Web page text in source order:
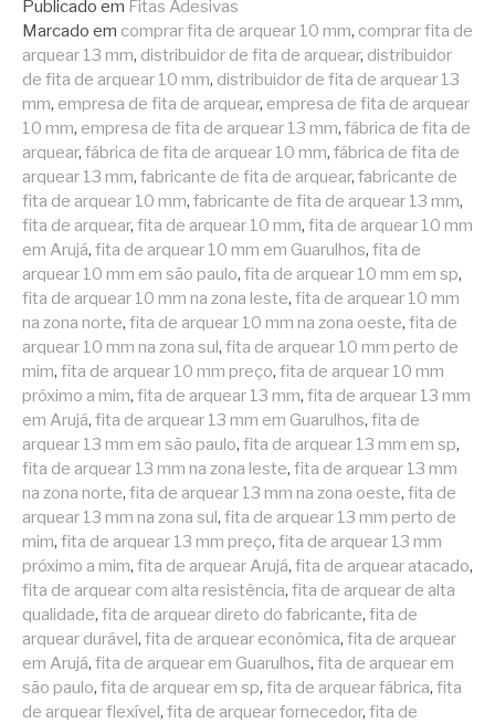
Publicado em Fitas Adesivas
Marcado em comprar fita de arquear 10 mm, comprar fita de
arquear 13 mm, distribuidor de fita de arquear, distribuidor
de fita de arquear 10 mm, distribuidor de fita de arquear 13
mm, empresa de fita de arquear, empresa de fita de arquear
10 mm, empresa de fita de arquear 13 mm, fábrica de fita de
arquear, fábrica de fita de arquear 10 mm, fábrica de fita de
arquear 13 mm, fabricante de fita de arquear, fabricante de
fita de arquear 10 mm, fabricante de fita de arquear 13 mm,
fita de arquear, fita de arquear 10 mm, fita de arquear 10 mm
em Arujá, fita de arquear 10 mm em Guarulhos, fita de
arquear 10 mm em são paulo, fita de arquear 10 mm em sp,
fita de arquear 10 mm na zona leste, fita de arquear 10 mm
na zona norte, fita de arquear 10 mm na zona oeste, fita de
arquear 10 mm na zona sul, fita de arquear 10 mm perto de
mim, fita de arquear 10 mm preço, fita de arquear 10 mm
próximo a mim, fita de arquear 13 mm, fita de arquear 13 mm
em Arujá, fita de arquear 13 mm em Guarulhos, fita de
arquear 13 mm em são paulo, fita de arquear 13 mm em sp,
fita de arquear 13 mm na zona leste, fita de arquear 13 mm
na zona norte, fita de arquear 13 mm na zona oeste, fita de
arquear 13 mm na zona sul, fita de arquear 13 mm perto de
mim, fita de arquear 13 mm preço, fita de arquear 13 mm
próximo a mim, fita de arquear Arujá, fita de arquear atacado,
fita de arquear com alta resistência, fita de arquear de alta
qualidade, fita de arquear direto do fabricante, fita de
arquear durável, fita de arquear econômica, fita de arquear
em Arujá, fita de arquear em Guarulhos, fita de arquear em
são paulo, fita de arquear em sp, fita de arquear fábrica, fita
de arquear flexível, fita de arquear fornecedor, fita de